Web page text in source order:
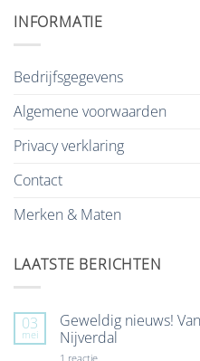
INFORMATIE
Bedrijfsgegevens
Algemene voorwaarden
Privacy verklaring
Contact
Merken & Maten
LAATSTE BERICHTEN
03
mei
Geweldig nieuws!
Nijverdal
1 reactieop